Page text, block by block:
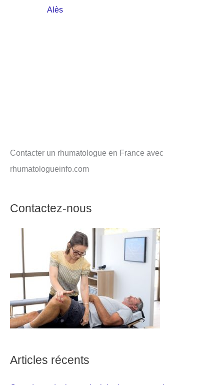
Alès
Contacter un rhumatologue en France avec
rhumatologueinfo.com
Contactez-nous
Articles récents